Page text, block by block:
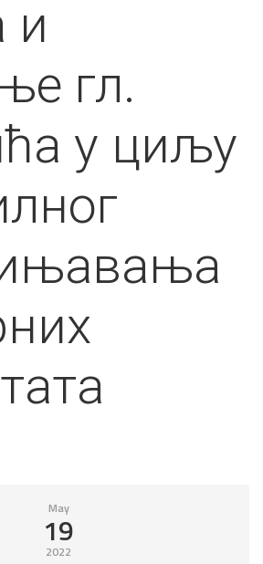
и
гл.
у циљу
May
19
2022